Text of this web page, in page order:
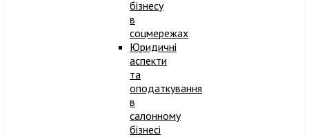
бізнесу
в
соцмережах
Юридичні
аспекти
та
оподаткування
в
салонному
бізнесі